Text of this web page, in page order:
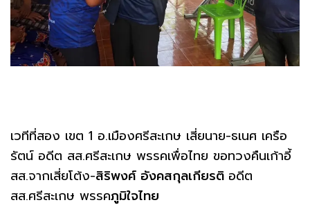
เวทีที่สอง เขต 1 อ.เมืองศรีสะเกษ เสี่ยนาย-ธเนศ เครือ
รัตน์ อดีต สส.ศรีสะเกษ พรรคเพื่อไทย ขอทวงคืนเก้าอี้
สส.จากเสี่ยโต้ง-สิริพงศ์ อังคสกุลเกียรติ อดีต
สส.ศรีสะเกษ พรรคภูมิใจไทย